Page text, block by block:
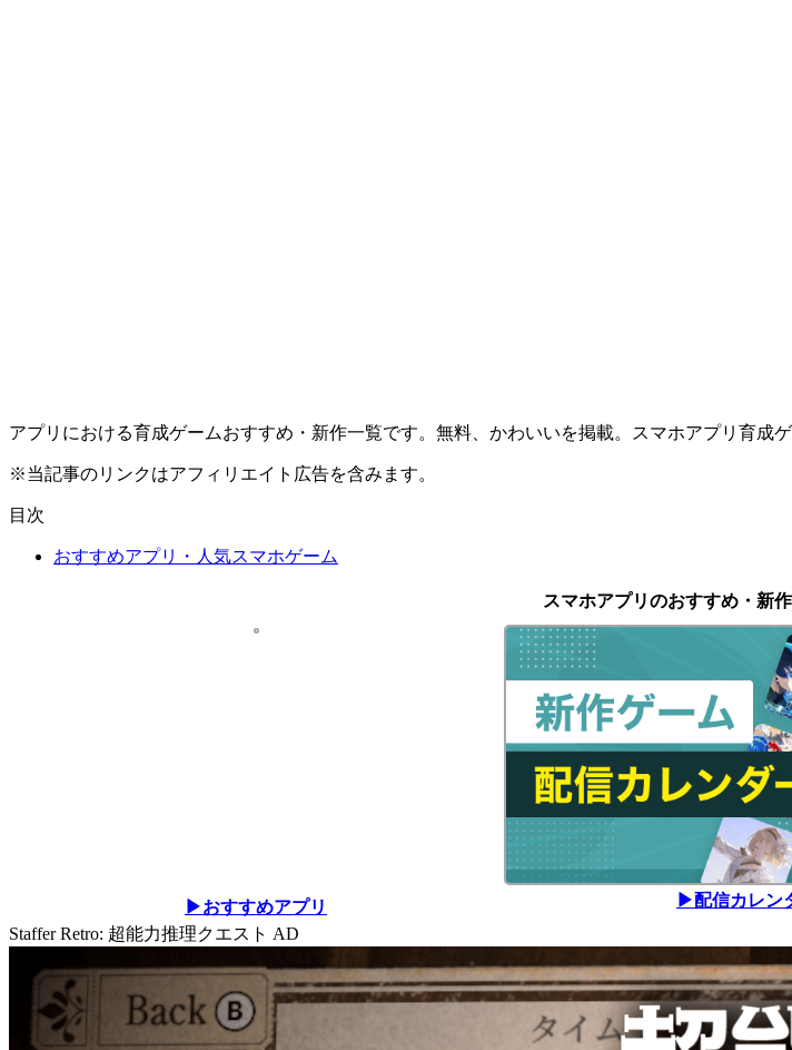
アプリにおける育成ゲームおすすめ・新作一覧です。無料、かわいいを掲載。スマホアプリ育成
※当記事のリンクはアフィリエイト広告を含みます。
目次
おすすめアプリ・人気スマホゲーム
スマホアプリのおすすめ・新
▶おすすめアプリ ▶配信カレン
Staffer Retro: 超能力推理クエスト AD